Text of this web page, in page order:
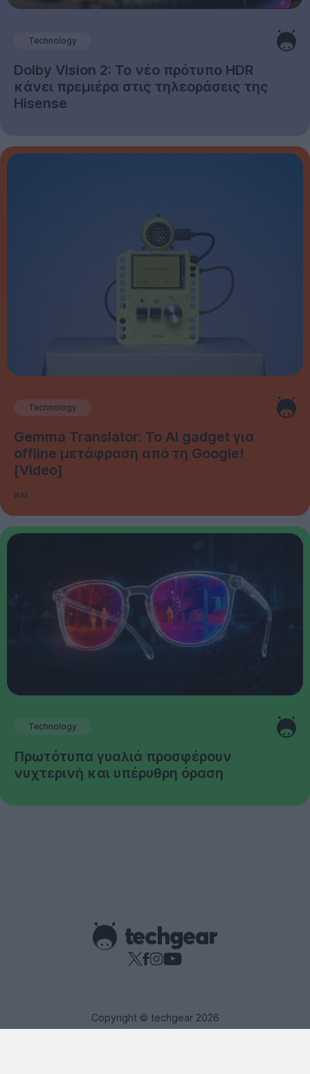
Technology
Dolby Vision 2: Το νέο πρότυπο HDR
κάνει πρεμιέρα στις τηλεοράσεις της
Hisense
Technology
Gemma Translator: Το AI gadget για
offline μετάφραση από τη Google!
[Video]
#AI
Technology
Πρωτότυπα γυαλιά προσφέρουν
νυχτερινή και υπέρυθρη όραση
Copyright © techgear 2026